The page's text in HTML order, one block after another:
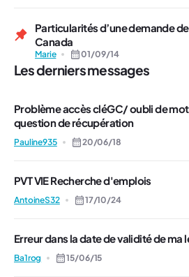
Particularités d’une demande
Canada
Marie 01/09/14
Les derniers messages
Problème accès cléGC/ oubli de mot
question de récupération
Pauline935 20/06/18
PVT VIE Recherche d'emplois
AntoineS32 17/10/24
Erreur dans la date de validité de
Ba1rog 15/06/15